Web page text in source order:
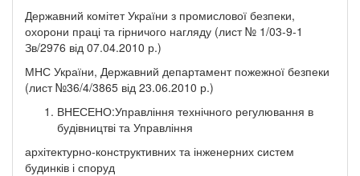
Державний комітет України з промислової безпеки,
охорони праці та гірничого нагляду (лист № 1/03-9-1
Зв/2976 від 07.04.2010 р.)
МНС України, Державний департамент пожежної безпеки
(лист №36/4/3865 від 23.06.2010 р.)
ВНЕСЕНО:Управління технічного регулювання в
будівництві та Управління
архітектурно-конструктивних та інженерних систем
будинків і споруд